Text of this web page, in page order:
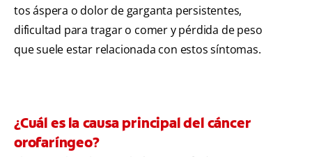
tos áspera o dolor de garganta persistentes,
dificultad para tragar o comer y pérdida de peso
que suele estar relacionada con estos síntomas.
¿Cuál es la causa principal del cáncer
orofaríngeo?